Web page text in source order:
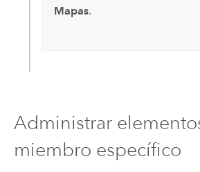
Mapas.
Administrar
miembro específico